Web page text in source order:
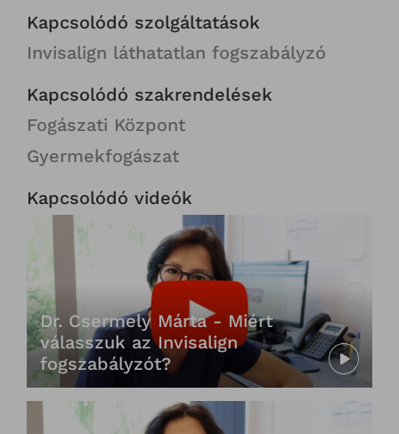
Kapcsolódó szolgáltatások
Invisalign láthatatlan fogszabályzó
Kapcsolódó szakrendelések
Fogászati Központ
Gyermekfogászat
Kapcsolódó videók
Dr. Csermely Márta - Miért
válasszuk az Invisalign
fogszabályzót?